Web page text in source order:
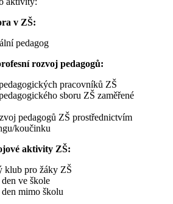
v ZŠ:
pedagog
rozvoj pedagogů:
pracovníků ZŠ
sboru ZŠ zaměřené
pedagogů ZŠ prostřednictvím
koučinku
aktivity ZŠ:
klub pro žáky ZŠ
ve škole
mimo školu